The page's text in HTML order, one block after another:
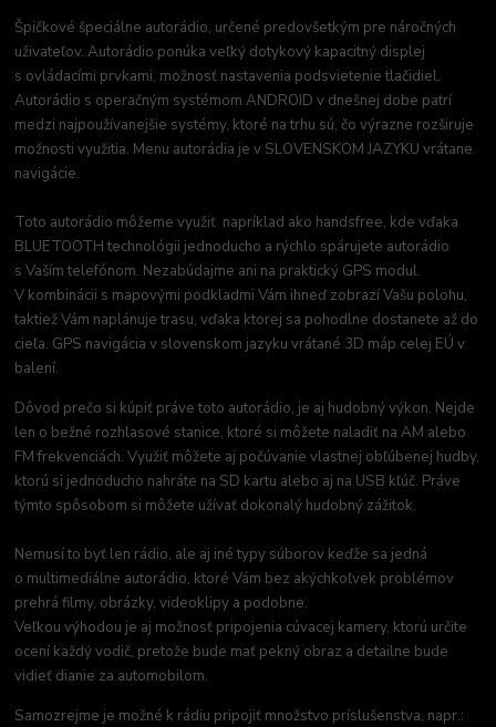
Špičkové špeciálne autorádio, určené predovšetkým pre náročných
uživateľov. Autorádio ponúka veľký dotykový kapacitný displej
s ovládacími prvkami, možnosť nastavenia podsvietenie tlačidiel.
Autorádio s operačným systémom ANDROID v dnešnej dobe patrí
medzi najpoužívanejšie systémy, ktoré na trhu sú, čo výrazne rozširuje
možnosti využitia. Menu autorádia je v SLOVENSKOM JAZYKU vrátane
navigácie.
Toto autorádio môžeme využiť napríklad ako handsfree, kde vďaka
BLUETOOTH technológii jednoducho a rýchlo spárujete autorádio
s Vaším telefónom. Nezabúdajme ani na praktický GPS modul.
V kombinácii s mapovými podkladmi Vám ihneď zobrazí Vašu polohu,
taktiež Vám naplánuje trasu, vďaka ktorej sa pohodlne dostanete až do
cieľa. GPS navigácia v slovenskom jazyku vrátané 3D máp celej EÚ v
balení.
Dôvod prečo si kúpiť práve toto autorádio, je aj hudobný výkon. Nejde
len o bežné rozhlasové stanice, ktoré si môžete naladiť na AM alebo
FM frekvenciách. Využiť môžete aj počúvanie vlastnej obľúbenej hudby,
ktorú si jednoducho nahráte na SD kartu alebo aj na USB kľúč. Práve
týmto spôsobom si môžete užívať dokonalý hudobný zážitok.
Nemusí to byť len rádio, ale aj iné typy súborov keďže sa jedná
o multimediálne autorádio, ktoré Vám bez akýchkoľvek problémov
prehrá filmy, obrázky, videoklipy a podobne.
Veľkou výhodou je aj možnosť pripojenia cúvacej kamery, ktorú určite
ocení každý vodič, pretože bude mať pekný obraz a detailne bude
vidieť dianie za automobilom.
Samozrejme je možné k rádiu pripojiť množstvo príslušenstva, napr.: